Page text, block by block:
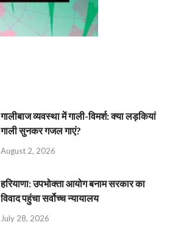
गालीबाज व्‍यवस्‍था में गाली-विमर्श: क्या लड़कियां
गाली सुनकर गजल गाएं?
August 2, 2026
हरियाणा: उपभोक्ता आयोग बनाम सरकार का
विवाद पहुंचा सर्वोच्च न्यायालय
July 28, 2026